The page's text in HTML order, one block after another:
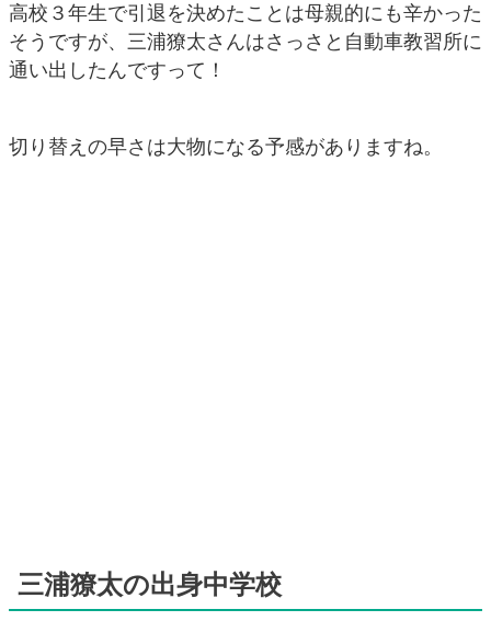
高校３年生で引退を決めたことは母親的にも辛かった
そうですが、三浦獠太さんはさっさと自動車教習所に
通い出したんですって！
切り替えの早さは大物になる予感がありますね。
三浦獠太の出身中学校